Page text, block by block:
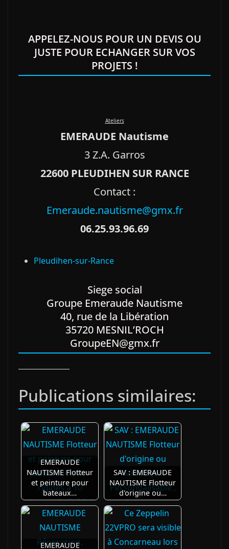
APPELEZ-NOUS POUR UN DEVIS OU
JUSTE POUR ECHANGER SUR VOS
PROJETS !
Ateliers
EMERAUDE Nautisme
3 Z.A. Garros
22600 PLEUDIHEN SUR RANCE
Contact :
Emeraude.nautisme@gmx.fr
06.25.93.96.69
Pleudihen-sur-Rance
Siege social
Groupe Emeraude Nautisme
40, rue de la Libération
35720 MESNIL’ROCH
GroupeEN@gmx.fr
Publications similaires:
EMERAUDE
NAUTISME Flotteur
et peinture pour
bateaux…
SAV : EMERAUDE
NAUTISME Flotteur
d'origine ou…
EMERAUDE